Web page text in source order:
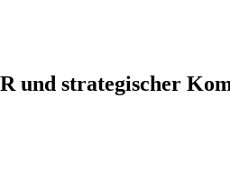
und strategischer